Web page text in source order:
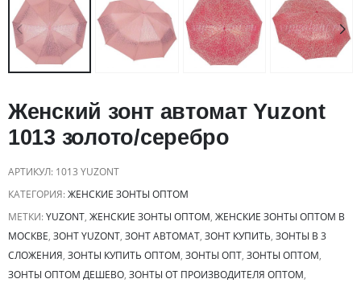
Женский зонт автомат Yuzont
1013 золото/серебро
АРТИКУЛ: 1013 YUZONT
КАТЕГОРИЯ:ЖЕНСКИЕ ЗОНТЫ ОПТОМ
МЕТКИ:YUZONT, ЖЕНСКИЕ ЗОНТЫ ОПТОМ, ЖЕНСКИЕ ЗОНТЫ ОПТОМ В
МОСКВЕ, ЗОНТ YUZONT, ЗОНТ АВТОМАТ, ЗОНТ КУПИТЬ, ЗОНТЫ В 3
СЛОЖЕНИЯ, ЗОНТЫ КУПИТЬ ОПТОМ, ЗОНТЫ ОПТ, ЗОНТЫ ОПТОМ,
ЗОНТЫ ОПТОМ ДЕШЕВО, ЗОНТЫ ОТ ПРОИЗВОДИТЕЛЯ ОПТОМ,